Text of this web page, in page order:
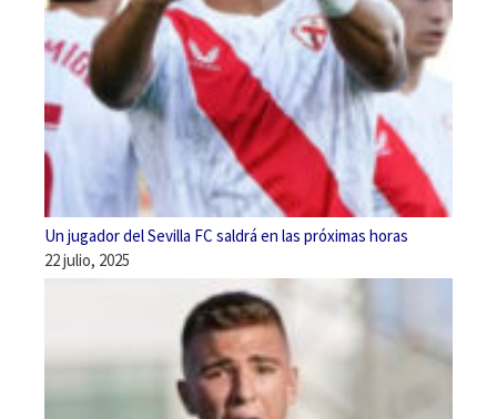
Un jugador del Sevilla FC saldrá en las próximas horas
22 julio, 2025